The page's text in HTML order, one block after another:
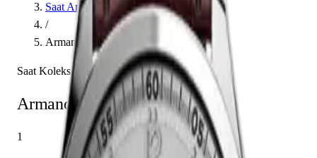
Saat Ansiklopedisi
/
Armand Nicolet
Saat Koleksiyonu
Armand Nicolet Saatleri
1